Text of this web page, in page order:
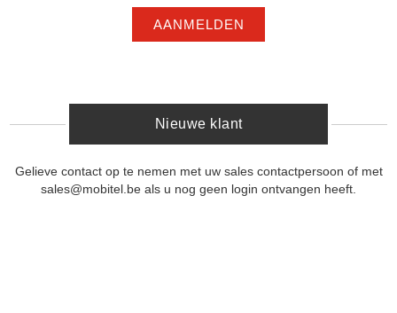
AANMELDEN
Nieuwe klant
Gelieve contact op te nemen met uw sales contactpersoon of met
sales@mobitel.be als u nog geen login ontvangen heeft.